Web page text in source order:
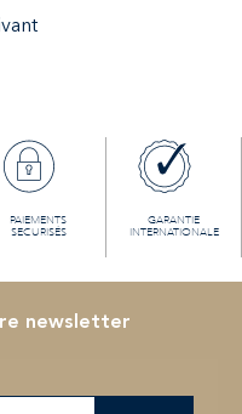
PAIEMENTS
SECURISÉS
GARANTIE
INTERNATIONALE
newsletter